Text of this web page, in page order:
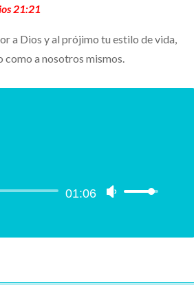
21:21
a Dios y al prójimo tu estilo de vida,
como a nosotros mismos.
01:06
Utiliza